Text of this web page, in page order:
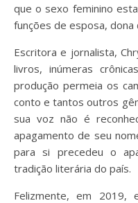
que o sexo feminino
funções de esposa, dona
Escritora e jornalista,
livros, inúmeras
produção permeia os
conto e tantos outros
sua voz não é
apagamento de seu
para si precedeu o
tradição literária do país.
Felizmente, em 2019,